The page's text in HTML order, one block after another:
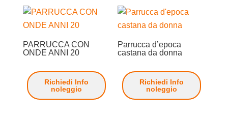
PARRUCCA CON
ONDE ANNI 20
Richiedi Info
noleggio
Parrucca d’epoca
castana da donna
Richiedi Info
noleggio